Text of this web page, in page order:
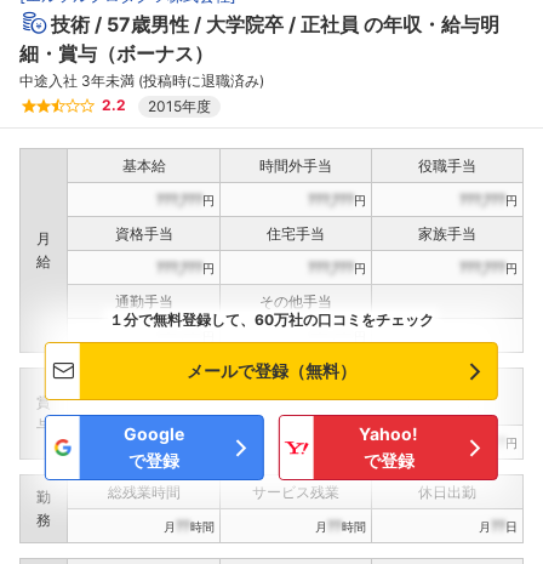
技術 57歳男性 大学院卒 正社員 の年収・給与明
細・賞与（ボーナス）
中途入社 3年未満 (投稿時に退職済み)
2.2
2015年度
月
給
基本給 時間外手当
役職手当
???,???円 ???,???円 ???,???円
資格手当 住宅手当
家族手当
???,???円 ???,???円 ???,???円
通勤手当
その他手当
賞
与
インセンティブ賞与
決算賞与
???,??? ???,??? 円 ???,??? 円
勤
務
総残業時間 サービス残業 休日出勤
月 ??時間 月 ??時間 月 ??日
１分で無料登録して、60万社の口コミをチェック
メールで登録（無料）
Google
で登録
Yahoo!
で登録